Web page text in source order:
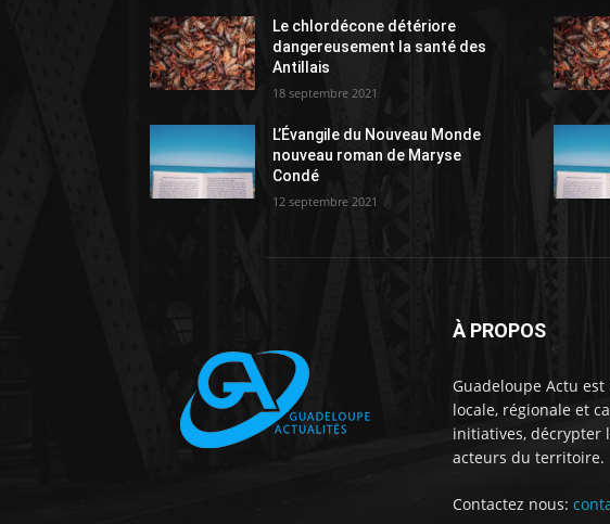
Le chlordécone détériore
dangereusement la santé des
Antillais
18 septembre 2021
L’Évangile du Nouveau Monde
nouveau roman de Maryse
Condé
12 septembre 2021
À PROPOS
Guadeloupe Actu
locale, régionale et
initiatives, décrypter
acteurs du territoire.
Contactez nous: